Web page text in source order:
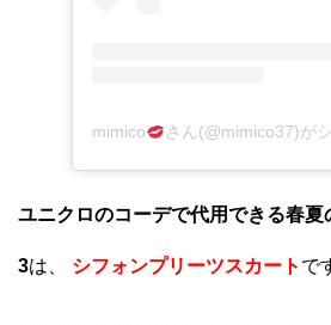
mimico さん(@mimico37)がシ
ユニクロのコーデで代用できる春
3は、 シフォンプリーツスカート で